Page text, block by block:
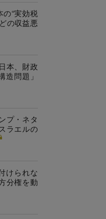
の“実効税
の収益悪
本、財政
造問題」
プ・ネタ
ラエルの
けられな
分権を動